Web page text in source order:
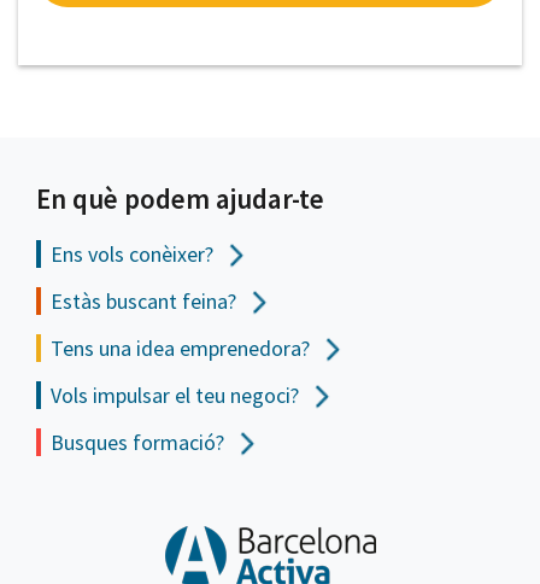
En què podem ajudar-te
Ens vols conèixer?
Estàs buscant feina?
Tens una idea emprenedora?
Vols impulsar el teu negoci?
Busques formació?